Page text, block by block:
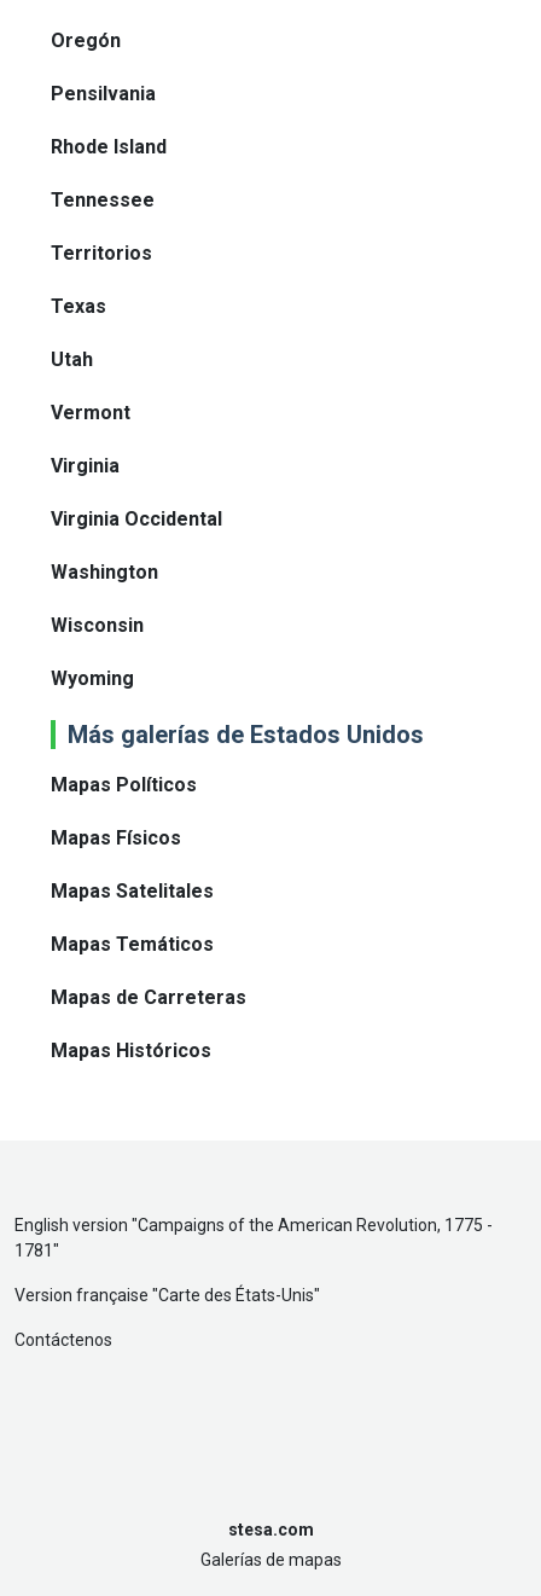
Oregón
Pensilvania
Rhode Island
Tennessee
Territorios
Texas
Utah
Vermont
Virginia
Virginia Occidental
Washington
Wisconsin
Wyoming
Más galerías de Estados Unidos
Mapas Políticos
Mapas Físicos
Mapas Satelitales
Mapas Temáticos
Mapas de Carreteras
Mapas Históricos
English version "Campaigns of the American Revolution, 1775 -
1781"
Version française "Carte des États-Unis"
Contáctenos
stesa.com
Galerías de mapas